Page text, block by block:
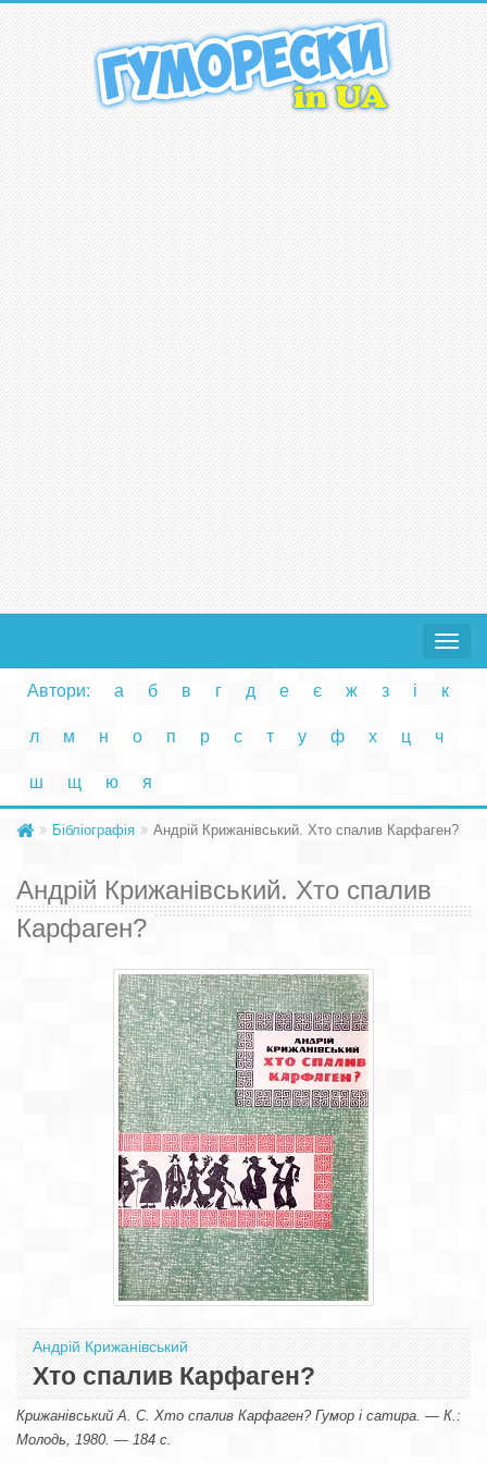
Toggle
Автори: а б в г д е є ж з і к
л м н о п р с т у ф х ц ч
ш щ ю я
Бібліографія Андрій Крижанівський. Хто спалив Карфаген?
Андрій Крижанівський. Хто спалив
Карфаген?
Андрій Крижанівський
Хто спалив Карфаген?
Крижанівський А. С. Хто спалив Карфаген? Гумор і сатира. — К.:
Молодь, 1980. — 184 с.